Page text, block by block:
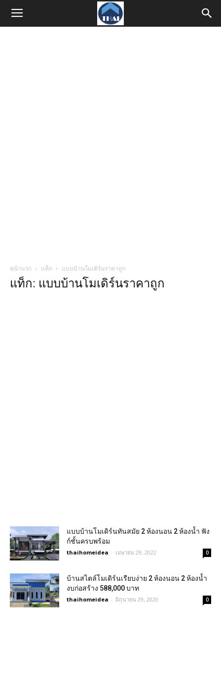
หน้าแรก แท็ก แบบบ้านโมเดิร์นราคาถูก
แท็ก: แบบบ้านโมเดิร์นราคาถูก
แบบบ้านโมเดิร์นทันสมัย 2 ห้องนอน 2 ห้องน้ำ ฟัง
ก์ชั้นครบพร้อม
thaihomeidea - เมษายน 29, 2022 0
บ้านสไตล์โมเดิร์นเรียบง่าย 2 ห้องนอน 2 ห้องน้ำ
งบก่อสร้าง 588,000 บาท
thaihomeidea - มิถุนายน 29, 2020 0